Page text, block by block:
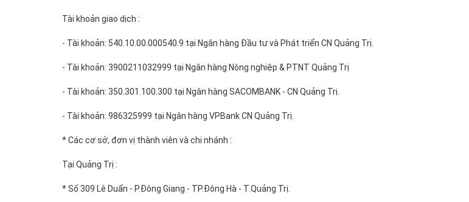
Tài khoản giao dịch :
- Tài khoản: 540.10.00.000540.9 tại Ngân hàng Đầu tư và Phát triển CN Quảng Trị.
- Tài khoản: 3900211032999 tại Ngân hàng Nông nghiệp & PTNT Quảng Trị
- Tài khoản: 350.301.100.300 tại Ngân hàng SACOMBANK - CN Quảng Trị.
- Tài khoản: 986325999 tại Ngân hàng VPBank CN Quảng Trị.
* Các cơ sở, đơn vị thành viên và chi nhánh :
Tại Quảng Trị :
* Số 309 Lê Duẩn - P.Đông Giang - TP.Đông Hà - T.Quảng Trị.